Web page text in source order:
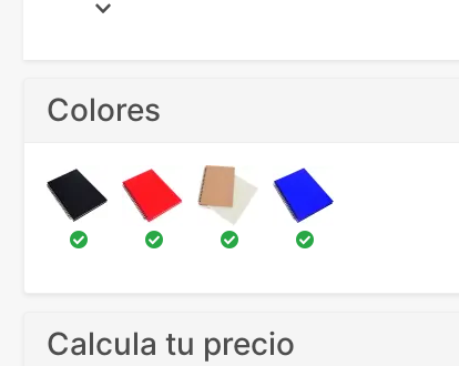
Colores
Calcula tu precio